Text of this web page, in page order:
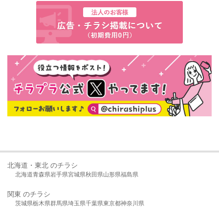
北海道・東北 のチラシ
北海道青森県岩手県宮城県秋田県山形県福島県
関東 のチラシ
茨城県栃木県群馬県埼玉県千葉県東京都神奈川県